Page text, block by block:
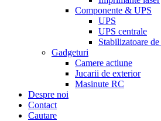
Componente & UPS
UPS
UPS centrale
Stabilizatoare
Gadgeturi
Camere actiune
Jucarii de exterior
Masinute RC
Despre noi
Contact
Cautare